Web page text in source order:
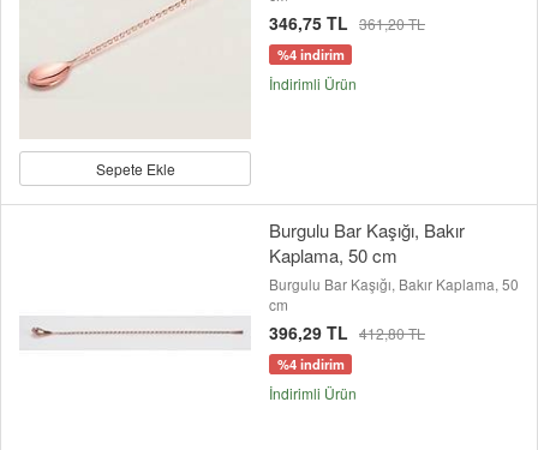
Sepete Ekle
346,75 TL 361,20 TL
%4 indirim
İndirimli Ürün
Burgulu Bar Kaşığı, Bakır
Kaplama, 50 cm
Burgulu Bar Kaşığı, Bakır Kaplama, 50
cm
396,29 TL 412,80 TL
%4 indirim
İndirimli Ürün